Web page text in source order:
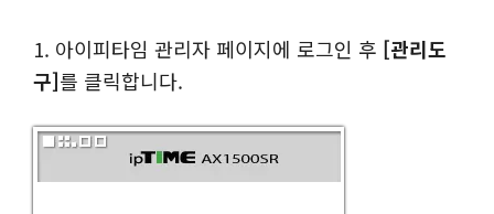
1. 아이피타임 관리자 페이지에 로그인 후 [관리도
구]를 클릭합니다.